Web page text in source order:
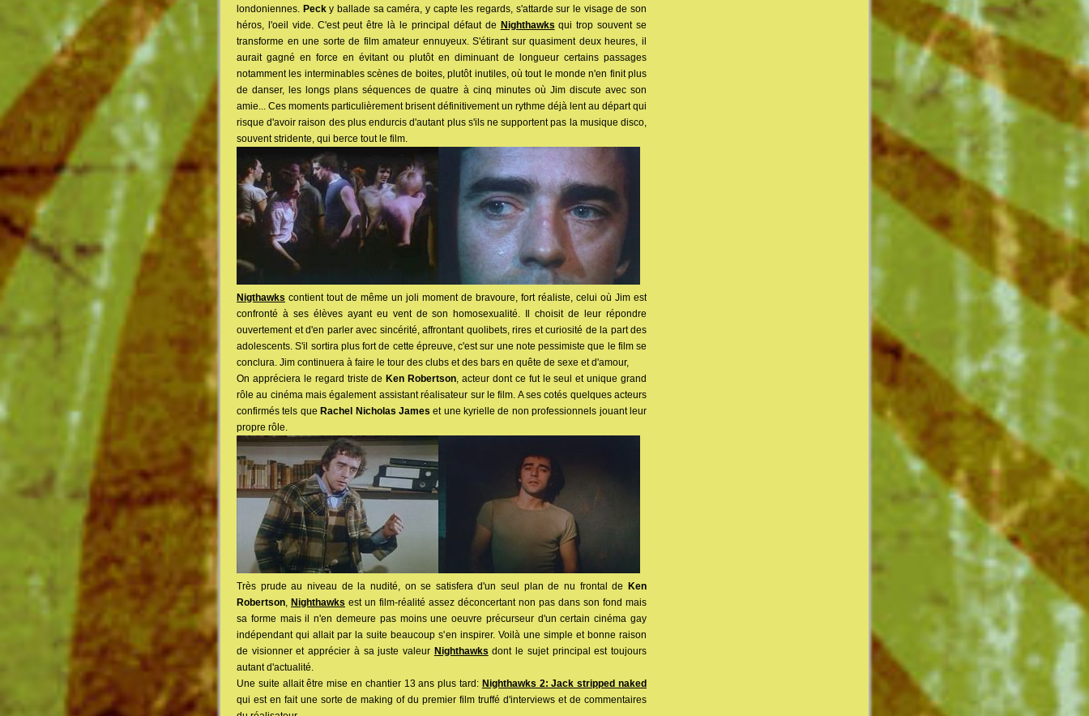
londoniennes. Pecky ballade sa caméra, y capte les regards, s'attarde sur le visage de son
héros, l'oeil vide. C'est peut être là le principal défaut de Nighthawks qui trop souvent se
transforme en une sorte de film amateur ennuyeux. S'étirant sur quasiment deux heures, il
aurait gagné en force en évitant ou plutôt en diminuant de longueur certains passages
notamment les interminables scènes de boites, plutôt inutiles, où tout le monde n'en finit plus
de danser, les longs plans séquences de quatre à cinq minutes où Jim discute avec son
amie... Ces moments particulièrement brisent définitivement un rythme déjà lent au départ qui
risque d'avoir raison des plus endurcis d'autant plus s'ils ne supportent pas la musique disco,
souvent stridente, qui berce tout le film.
Nigthawks contient tout de même un joli moment de bravoure, fort réaliste, celui où Jim est
confronté à ses élèves ayant eu vent de son homosexualité. Il choisit de leur répondre
ouvertement et d'en parler avec sincérité, affrontant quolibets, rires et curiosité de la part des
adolescents. S'il sortira plus fort de cette épreuve, c'est sur une note pessimiste que le film se
conclura. Jim continuera à faire le tour des clubs et des bars en quête de sexe et d'amour,
On appréciera le regard triste de Ken Robertson, acteur dont ce fut le seul et unique grand
rôle au cinéma mais également assistant réalisateur sur le film. A ses cotés quelques acteurs
confirmés tels que Rachel Nicholas James et une kyrielle de non professionnels jouant leur
propre rôle.
Très prude au niveau de la nudité, on se satisfera d'un seul plan de nu frontal de
Ken
Robertson, Nighthawks est un film-réalité assez déconcertant non pas dans son fond mais
sa forme mais il n'en demeure pas moins une oeuvre précurseur d'un certain cinéma gay
indépendant qui allait par la suite beaucoup s'en inspirer. Voilà une simple et bonne raison
de visionner et apprécier à sa juste valeur Nighthawks dont le sujet principal est toujours
autant d'actualité.
Une suite allait être mise en chantier 13 ans plus tard: Nighthawks 2: Jack stripped naked
qui est en fait une sorte de making of du premier film truffé d'interviews et de commentaires